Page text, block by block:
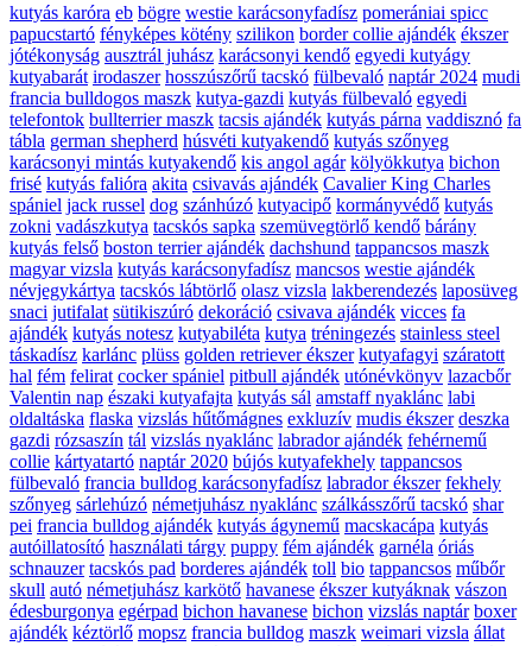
kutyás karóra eb bögre westie karácsonyfadísz pomerániai spicc
papucstartó fényképes kötény szilikon border collie ajándék ékszer
jótékonyság ausztrál juhász karácsonyi kendő egyedi kutyágy
kutyabarát irodaszer hosszúszőrű tacskó fülbevaló naptár 2024 mudi
francia bulldogos maszk kutya-gazdi kutyás fülbevaló egyedi
telefontok bullterrier maszk tacsis ajándék kutyás párna vaddisznó fa
tábla german shepherd húsvéti kutyakendő kutyás szőnyeg
karácsonyi mintás kutyakendő kis angol agár kölyökkutya bichon
frisé kutyás falióra akita csivavás ajándék Cavalier King Charles
spániel jack russel dog szánhúzó kutyacipő kormányvédő kutyás
zokni vadászkutya tacskós sapka szemüvegtörlő kendő bárány
kutyás felső boston terrier ajándék dachshund tappancsos maszk
magyar vizsla kutyás karácsonyfadísz mancsos westie ajándék
névjegykártya tacskós lábtörlő olasz vizsla lakberendezés laposüveg
snaci jutifalat sütikiszúró dekoráció csivava ajándék vicces fa
ajándék kutyás notesz kutyabiléta kutya tréningezés stainless steel
táskadísz karlánc plüss golden retriever ékszer kutyafagyi száratott
hal fém felirat cocker spániel pitbull ajándék utónévkönyv lazacbőr
Valentin nap északi kutyafajta kutyás sál amstaff nyaklánc labi
oldaltáska flaska vizslás hűtőmágnes exkluzív mudis ékszer deszka
gazdi rózsaszín tál vizslás nyaklánc labrador ajándék fehérnemű
collie kártyatartó naptár 2020 bújós kutyafekhely tappancsos
fülbevaló francia bulldog karácsonyfadísz labrador ékszer fekhely
szőnyeg sárlehúzó németjuhász nyaklánc szálkásszőrű tacskó shar
pei francia bulldog ajándék kutyás ágynemű macskacápa kutyás
autóillatosító használati tárgy puppy fém ajándék garnéla óriás
schnauzer tacskós pad borderes ajándék toll bio tappancsos műbőr
skull autó németjuhász karkötő havanese ékszer kutyáknak vászon
édesburgonya egérpad bichon havanese bichon vizslás naptár boxer
ajándék kéztörlő mopsz francia bulldog maszk weimari vizsla állat